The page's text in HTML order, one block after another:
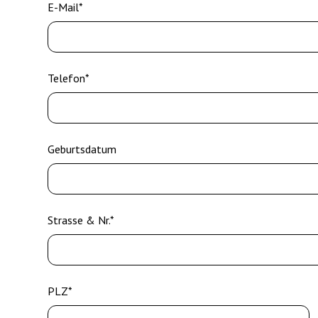
E-Mail*
Telefon*
Geburtsdatum
Strasse & Nr.*
PLZ*